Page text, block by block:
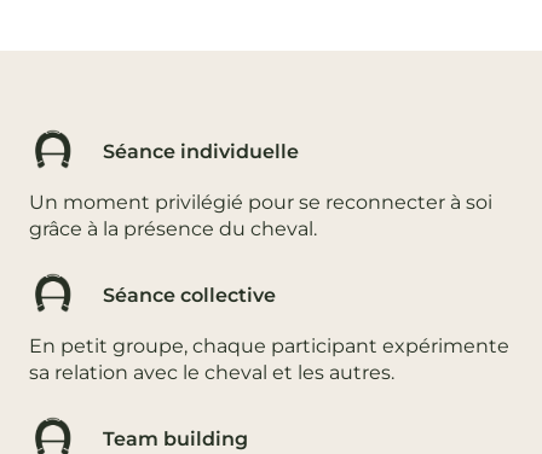
Séance individuelle
Un moment privilégié pour se reconnecter à soi
grâce à la présence du cheval.
Séance collective
En petit groupe, chaque participant expérimente
sa relation avec le cheval et les autres.
Team building